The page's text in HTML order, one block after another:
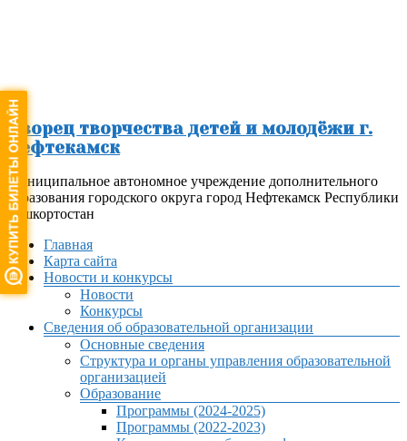
Дворец творчества детей и молодёжи г.
Нефтекамск
Муниципальное автономное учреждение дополнительного
образования городского округа город Нефтекамск Республики
Башкортостан
МенюГлавная
Карта сайта
Новости и конкурсы
Новости
Конкурсы
Сведения об образовательной организации
Основные сведения
Структура и органы управления образовательной
организацией
Образование
Программы (2024-2025)
Программы (2022-2023)